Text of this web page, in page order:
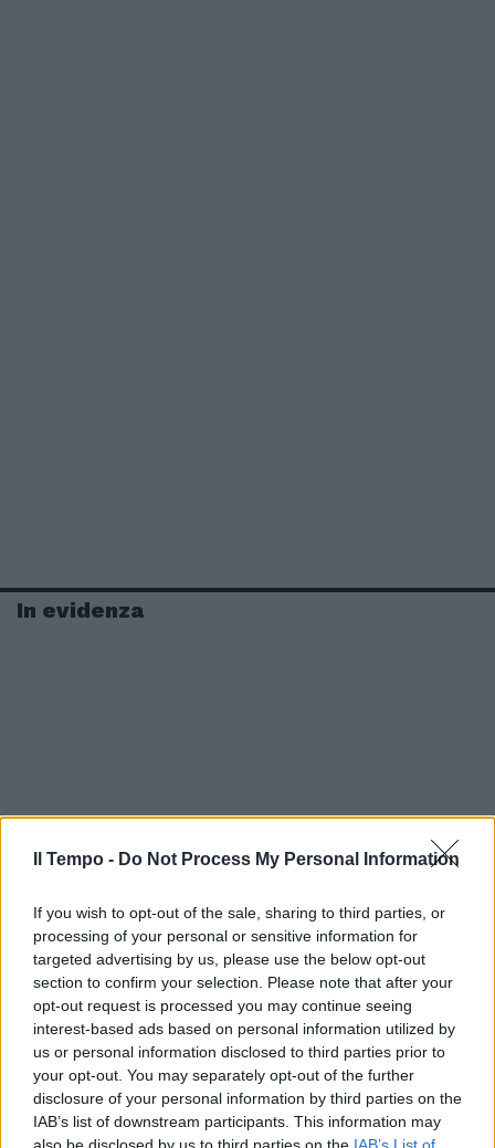
Il Tempo - Do Not Process My Personal Information
If you wish to opt-out of the sale, sharing to third parties, or
processing of your personal or sensitive information for
targeted advertising by us, please use the below opt-out
section to confirm your selection. Please note that after your
opt-out request is processed you may continue seeing
interest-based ads based on personal information utilized by
us or personal information disclosed to third parties prior to
your opt-out. You may separately opt-out of the further
disclosure of your personal information by third parties on the
IAB’s list of downstream participants. This information may
In evidenza